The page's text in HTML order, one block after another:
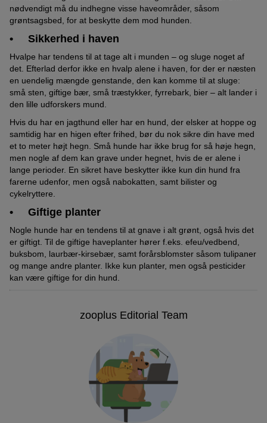
nødvendigt må du indhegne visse haveområder, såsom
grøntsagsbed, for at beskytte dem mod hunden.
• Sikkerhed i haven
Hvalpe har tendens til at tage alt i munden – og sluge noget af
det. Efterlad derfor ikke en hvalp alene i haven, for der er næsten
en uendelig mængde genstande, den kan komme til at sluge:
små sten, giftige bær, små træstykker, fyrrebark, bier – alt lander i
den lille udforskers mund.
Hvis du har en jagthund eller har en hund, der elsker at hoppe og
samtidig har en higen efter frihed, bør du nok sikre din have med
et to meter højt hegn. Små hunde har ikke brug for så høje hegn,
men nogle af dem kan grave under hegnet, hvis de er alene i
lange perioder. En sikret have beskytter ikke kun din hund fra
farerne udenfor, men også nabokatten, samt bilister og
cykelryttere.
• Giftige planter
Nogle hunde har en tendens til at gnave i alt grønt, også hvis det
er giftigt. Til de giftige haveplanter hører f.eks. efeu/vedbend,
buksbom, laurbær-kirsebær, samt forårsblomster såsom tulipaner
og mange andre planter. Ikke kun planter, men også pesticider
kan være giftige for din hund.
zooplus Editorial Team